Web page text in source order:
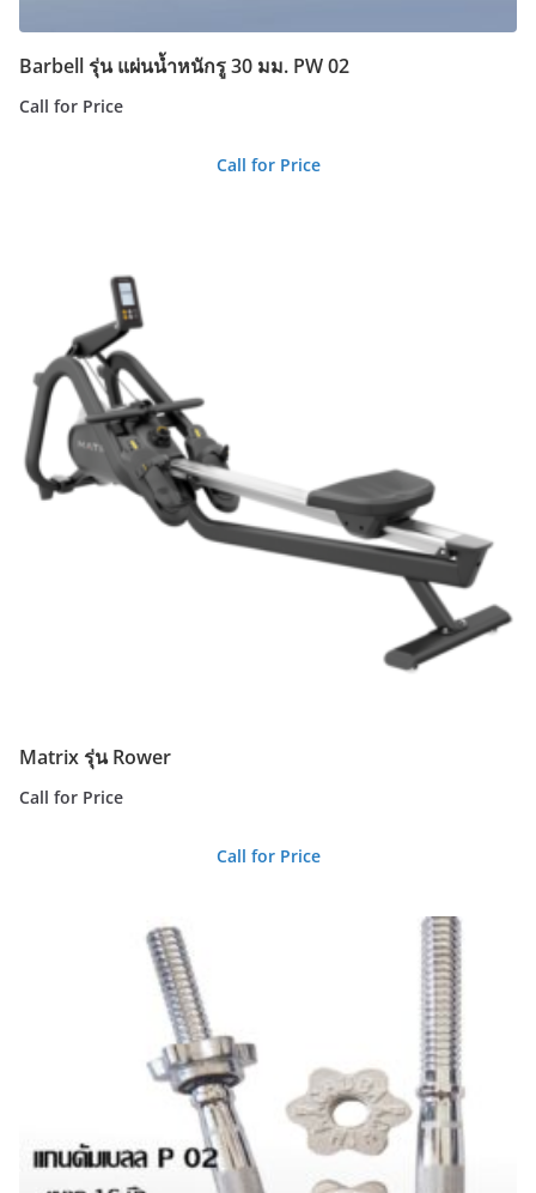
Barbell รุ่น แผ่นน้ำหนักรู 30 มม. PW 02
Call for Price
Call for Price
Matrix รุ่น Rower
Call for Price
Call for Price